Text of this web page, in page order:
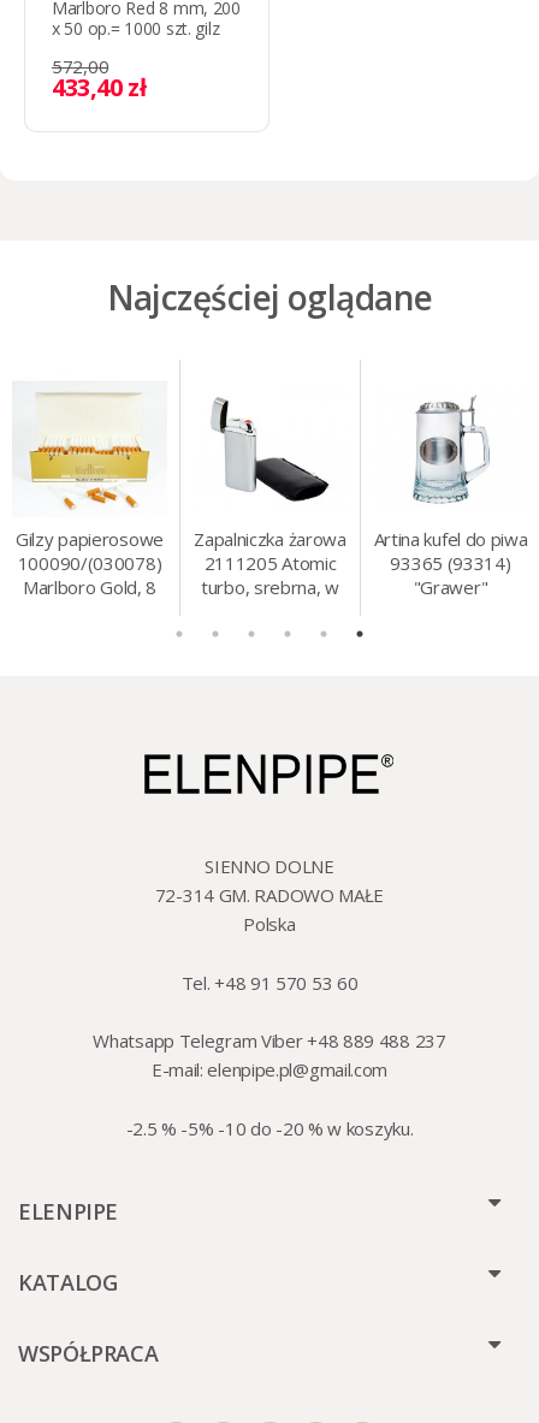
Marlboro Red 8 mm, 200
x 50 op.= 1000 szt. gilz
572,00
433,40 zł
Najczęściej oglądane
Gilzy papierosowe
100090/(030078)
Marlboro Gold, 8
Zapalniczka żarowa
2111205 Atomic
turbo, srebrna, w
Artina kufel do piwa
93365 (93314)
"Grawer"
SIENNO DOLNE
72-314 GM. RADOWO MAŁE
Polska
Tel. +48 91 570 53 60
Whatsapp Telegram Viber +48 889 488 237
E-mail:elenpipe.pl@gmail.com
-2.5 % -5% -10 do -20 % w koszyku.
ELENPIPE
KATALOG
WSPÓŁPRACA